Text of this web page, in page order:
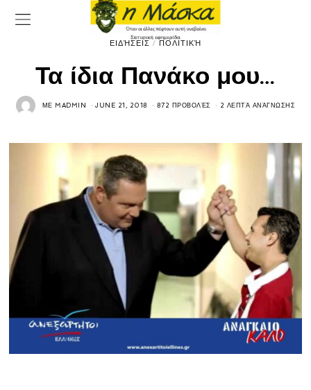
ΕΙΔΉΣΕΙΣ / ΠΟΛΙΤΙΚΉ
Τα ίδια Πανάκο μου…
ΜΕMADMIN JUNE 21, 2018 872 ΠΡΟΒΟΛΈΣ 2 ΛΕΠΤΆ ΑΝΆΓΝΩΣΗΣ